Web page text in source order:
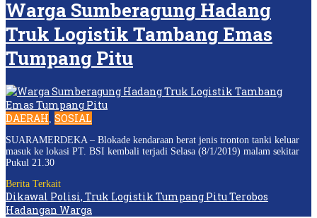
Warga Sumberagung Hadang
Truk Logistik Tambang Emas
Tumpang Pitu
DAERAH, SOSIAL
SUARAMERDEKA – Blokade kendaraan berat jenis tronton tanki keluar
masuk ke lokasi PT. BSI kembali terjadi Selasa (8/1/2019) malam sekitar
Pukul 21.30
Berita Terkait
Dikawal Polisi, Truk Logistik Tumpang Pitu Terobos
Hadangan Warga